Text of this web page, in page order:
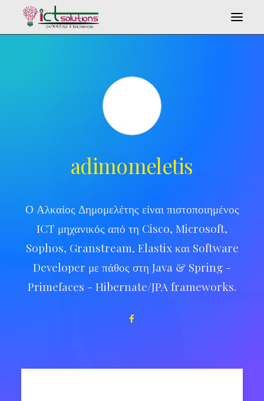
Search
adimomeletis
Ο Αλκαίος Δημομελέτης είναι πιστοποιημένος
ICT μηχανικός από τη Cisco, Microsoft,
Sophos, Granstream, Elastix και Software
Developer με πάθος στη Java & Spring -
Primefaces - Hibernate/JPA frameworks.